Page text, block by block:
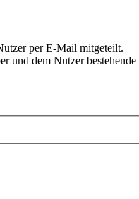
per E-Mail mitgeteilt.
und dem Nutzer